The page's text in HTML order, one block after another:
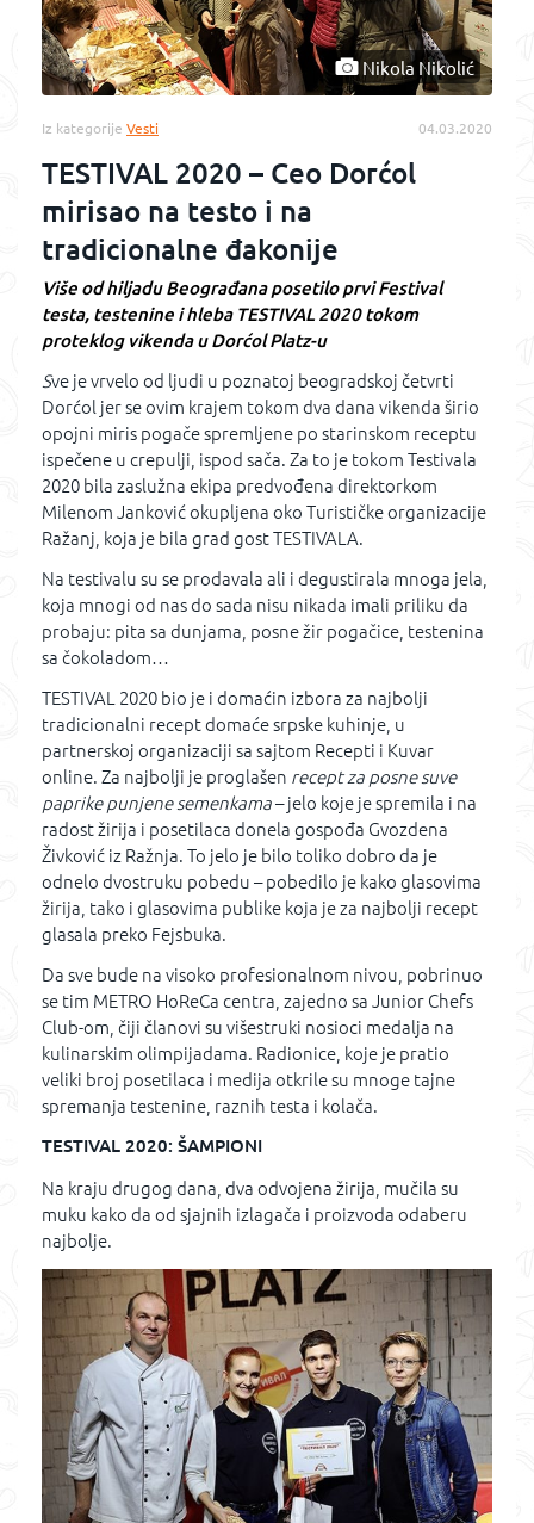
Nikola Nikolić
Iz kategorije Vesti 04.03.2020
TESTIVAL 2020 – Ceo Dorćol
mirisao na testo i na
tradicionalne đakonije
Više od hiljadu Beograđana posetiloprvi Festival
testa, testenine i hleba TESTIVAL 2020 tokom
proteklog vikenda u Dorćol Platz-u
Sve je vrvelo od ljudi u poznatoj beogradskoj četvrti
Dorćol jer se ovim krajem tokom dva dana vikenda širio
opojni miris pogače spremljene po starinskom receptu
ispečene u crepulji, ispod sača. Za to je tokom Testivala
2020 bila zaslužna ekipa predvođena direktorkom
Milenom Janković okupljena oko Turističke organizacije
Ražanj, koja je bila grad gost TESTIVALA.
Na testivalu su se prodavala ali i degustirala mnoga jela,
koja mnogi od nas do sada nisu nikada imali priliku da
probaju: pita sa dunjama, posne žir pogačice, testenina
sa čokoladom…
TESTIVAL 2020 bio je i domaćin izbora za najbolji
tradicionalni recept domaće srpske kuhinje, u
partnerskoj organizaciji sa sajtom Recepti i Kuvar
online. Za najbolji je proglašen recept za posne suve
paprike punjene semenkama– jelo koje je spremila i na
radost žirija i posetilaca donela gospođa Gvozdena
Živković iz Ražnja. To jelo je bilo toliko dobro da je
odnelo dvostruku pobedu – pobedilo je kako glasovima
žirija, tako i glasovima publike koja je za najbolji recept
glasala preko Fejsbuka.
Da sve bude na visoko profesionalnom nivou, pobrinuo
se tim METRO HoReCa centra, zajedno sa Junior Chefs
Club-om, čiji članovi su višestruki nosioci medalja na
kulinarskim olimpijadama. Radionice, koje je pratio
veliki broj posetilaca i medija otkrile su mnoge tajne
spremanja testenine, raznih testa i kolača.
TESTIVAL 2020: ŠAMPIONI
Na kraju drugog dana, dva odvojena žirija, mučila su
muku kako da od sjajnih izlagača i proizvoda odaberu
najbolje.